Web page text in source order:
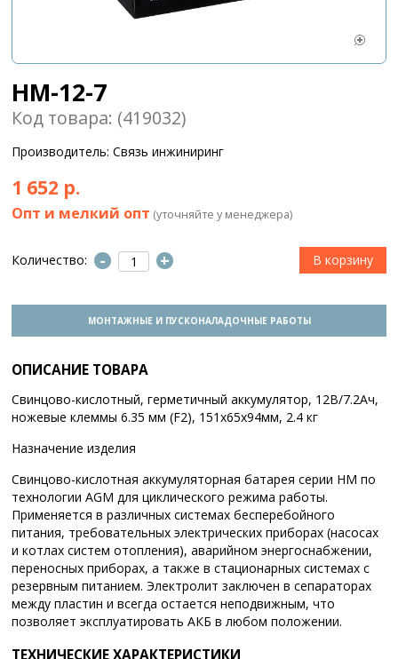
HM-12-7
Код товара: (419032)
Производитель: Связь инжиниринг
1 652 р.
Опт и мелкий опт (уточняйте у менеджера)
Количество: - +
МОНТАЖНЫЕ И ПУСКОНАЛАДОЧНЫЕ РАБОТЫ
ОПИСАНИЕ ТОВАРА
Свинцово-кислотный, герметичный аккумулятор, 12В/7.2Ач,
ножевые клеммы 6.35 мм (F2), 151x65x94мм, 2.4 кг
Назначение изделия
Свинцово-кислотная аккумуляторная батарея серии HM по
технологии AGM для циклического режима работы.
Применяется в различных системах бесперебойного
питания, требовательных электрических приборах (насосах
и котлах систем отопления), аварийном энергоснабжении,
переносных приборах, а также в стационарных системах с
резервным питанием. Электролит заключен в сепараторах
между пластин и всегда остается неподвижным, что
позволяет эксплуатировать АКБ в любом положении.
ТЕХНИЧЕСКИЕ ХАРАКТЕРИСТИКИ